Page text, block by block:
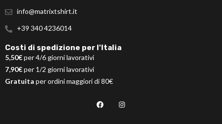
info@matrixtshirt.it
+39 340 4236014
Costi di spedizione per l'Italia
5,50€per 4/6 giorni lavorativi
7,90€per 1/2 giorni lavorativi
Gratuita per ordini maggiori di 80€